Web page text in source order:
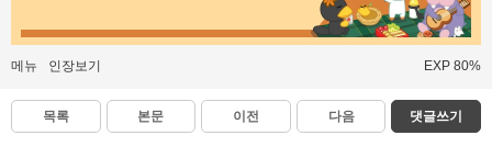
메뉴 인장보기 EXP 80%
목록 본문 이전 다음 댓글쓰기